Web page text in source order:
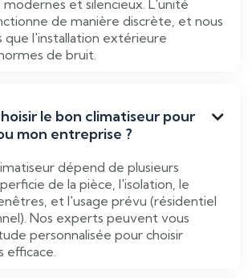
et silencieux. L'unité
de manière discrète, et nous
que l'installation extérieure
de bruit.
le bon climatiseur pour
mon entreprise ?

dépend de plusieurs
de la pièce, l'isolation, le
et l'usage prévu (résidentiel
Nos experts peuvent vous
personnalisée pour choisir
efficace.